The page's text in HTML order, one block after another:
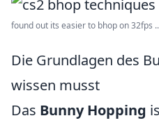
found out its easier to bhop on 32fps
Die Grundlagen des
wissen musst
Das Bunny Hopping